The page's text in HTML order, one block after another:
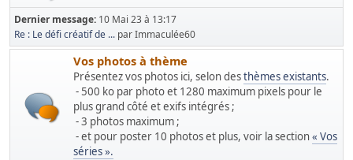
Dernier message: 10 Mai 23 à 13:17
Re : Le défi créatif de ... par Immaculée60
Vos photos à thème
Présentez vos photos ici, selon desthèmes existants.
- 500 ko par photo et 1280 maximum pixels pour le
plus grand côté et exifs intégrés ;
- 3 photos maximum ;
- et pour poster 10 photos et plus, voir la section« Vos
séries ».